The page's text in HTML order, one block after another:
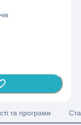
та програми